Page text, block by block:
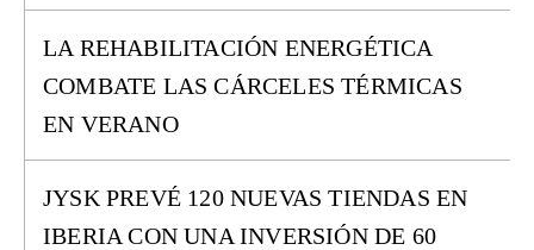
LA REHABILITACIÓN ENERGÉTICA
COMBATE LAS CÁRCELES TÉRMICAS
EN VERANO
JYSK PREVÉ 120 NUEVAS TIENDAS EN
IBERIA CON UNA INVERSIÓN DE 60